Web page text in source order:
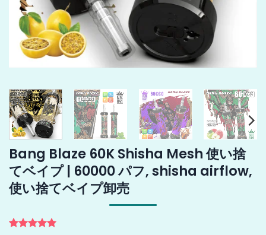
Bang Blaze 60K Shisha Mesh 使い捨
てベイプ | 60000 パフ, shisha airflow,
使い捨てベイプ卸売